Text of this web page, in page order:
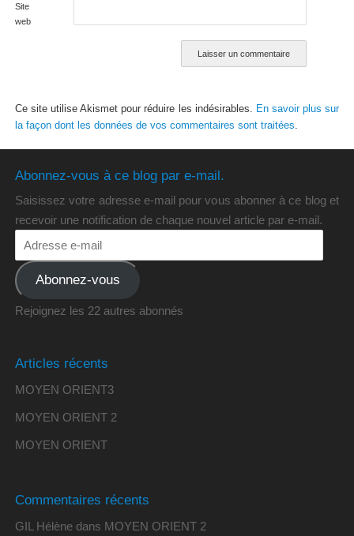
Site
web
Ce site utilise Akismet pour réduire les indésirables. En savoir plus sur
la façon dont les données de vos commentaires sont traitées.
Abonnez-vous à ce blog par e-mail.
Saisissez votre adresse e-mail pour vous abonner à ce blog et
recevoir une notification de chaque nouvel article par e-mail.
Abonnez-vous
Rejoignez les 22 autres abonnés
Articles récents
MOYEN ORIENT3
MOYEN ORIENT 2
MOYEN ORIENT
Commentaires récents
GIL Hélènedans MOYEN ORIENT 2